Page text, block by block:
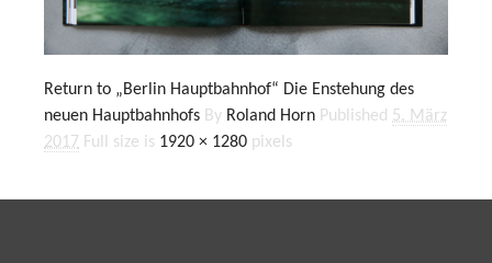
Return to „Berlin Hauptbahnhof“ Die Enstehung des
neuen Hauptbahnhofs By Roland Horn Published 5. März
2017 Full size is 1920 × 1280 pixels